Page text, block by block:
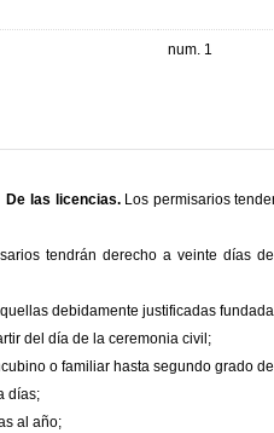
num. 1
De las licencias. Los permisarios
tendrán derecho a veinte días
debidamente justificadas
del día de la ceremonia civil;
o familiar hasta segundo grado
días;
al año;